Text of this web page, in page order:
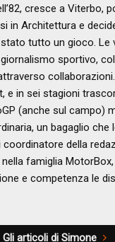
cresce a Viterbo,
in Architettura e
tutto un gioco. Le
sportivo,
e in sei stagioni
(anche sul campo)
un bagaglio che
della
famiglia
e competenza le
Gli articoli di Simone